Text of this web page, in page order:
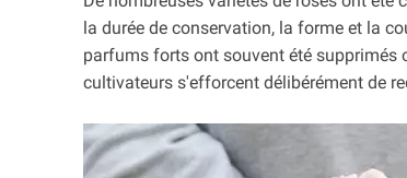
la durée de conservation, la forme et la
parfums forts ont souvent été supprimés
cultivateurs s'efforcent délibérément de